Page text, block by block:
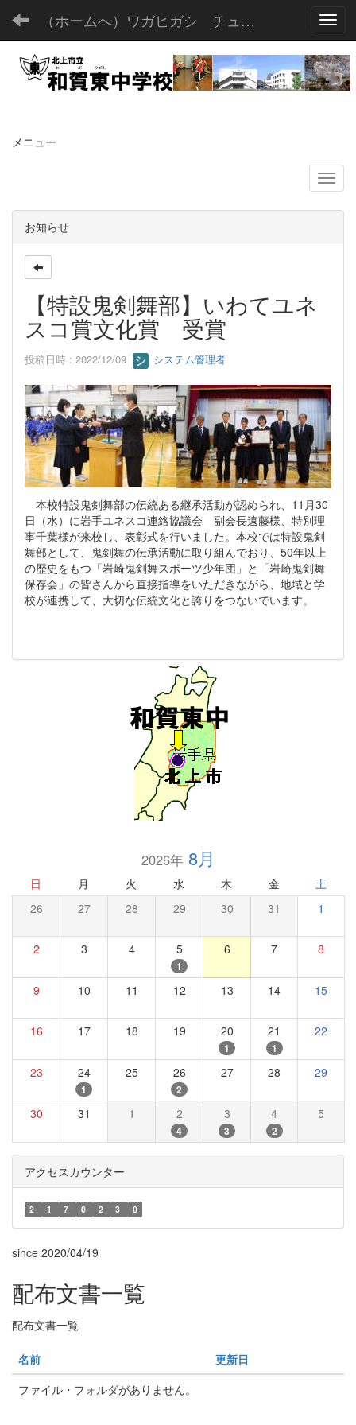
（ホームへ）ワガヒガシ チュウガッコウ
メニュー
お知らせ
【特設鬼剣舞部】いわてユネ
スコ賞文化賞 受賞
投稿日時 : 2022/12/09 システム管理者
本校特設鬼剣舞部の伝統ある継承活動が認められ、11月30
日（水）に岩手ユネスコ連絡協議会 副会長遠藤様、特別理
事千葉様が来校し、表彰式を行いました。本校では特設鬼剣
舞部として、鬼剣舞の伝承活動に取り組んでおり、50年以上
の歴史をもつ「岩崎鬼剣舞スポーツ少年団」と「岩崎鬼剣舞
保存会」の皆さんから直接指導をいただきながら、地域と学
校が連携して、大切な伝統文化と誇りをつないでいます。
2026年8月
日 月 火 水 木 金 土
26 27 28 29 30 31 1
2 3 4 5
1
6 7 8
9 10 11 12 13 14 15
16 17 18 19 20
1
21
1
22
23 24
1
25 26
2
27 28 29
30 31 1 2
4
3
3
4
2
5
アクセスカウンター
2 1 7 0 2 3 0
since 2020/04/19
配布文書一覧
配布文書一覧
名前
更新日
ファイル・フォルダがありません。